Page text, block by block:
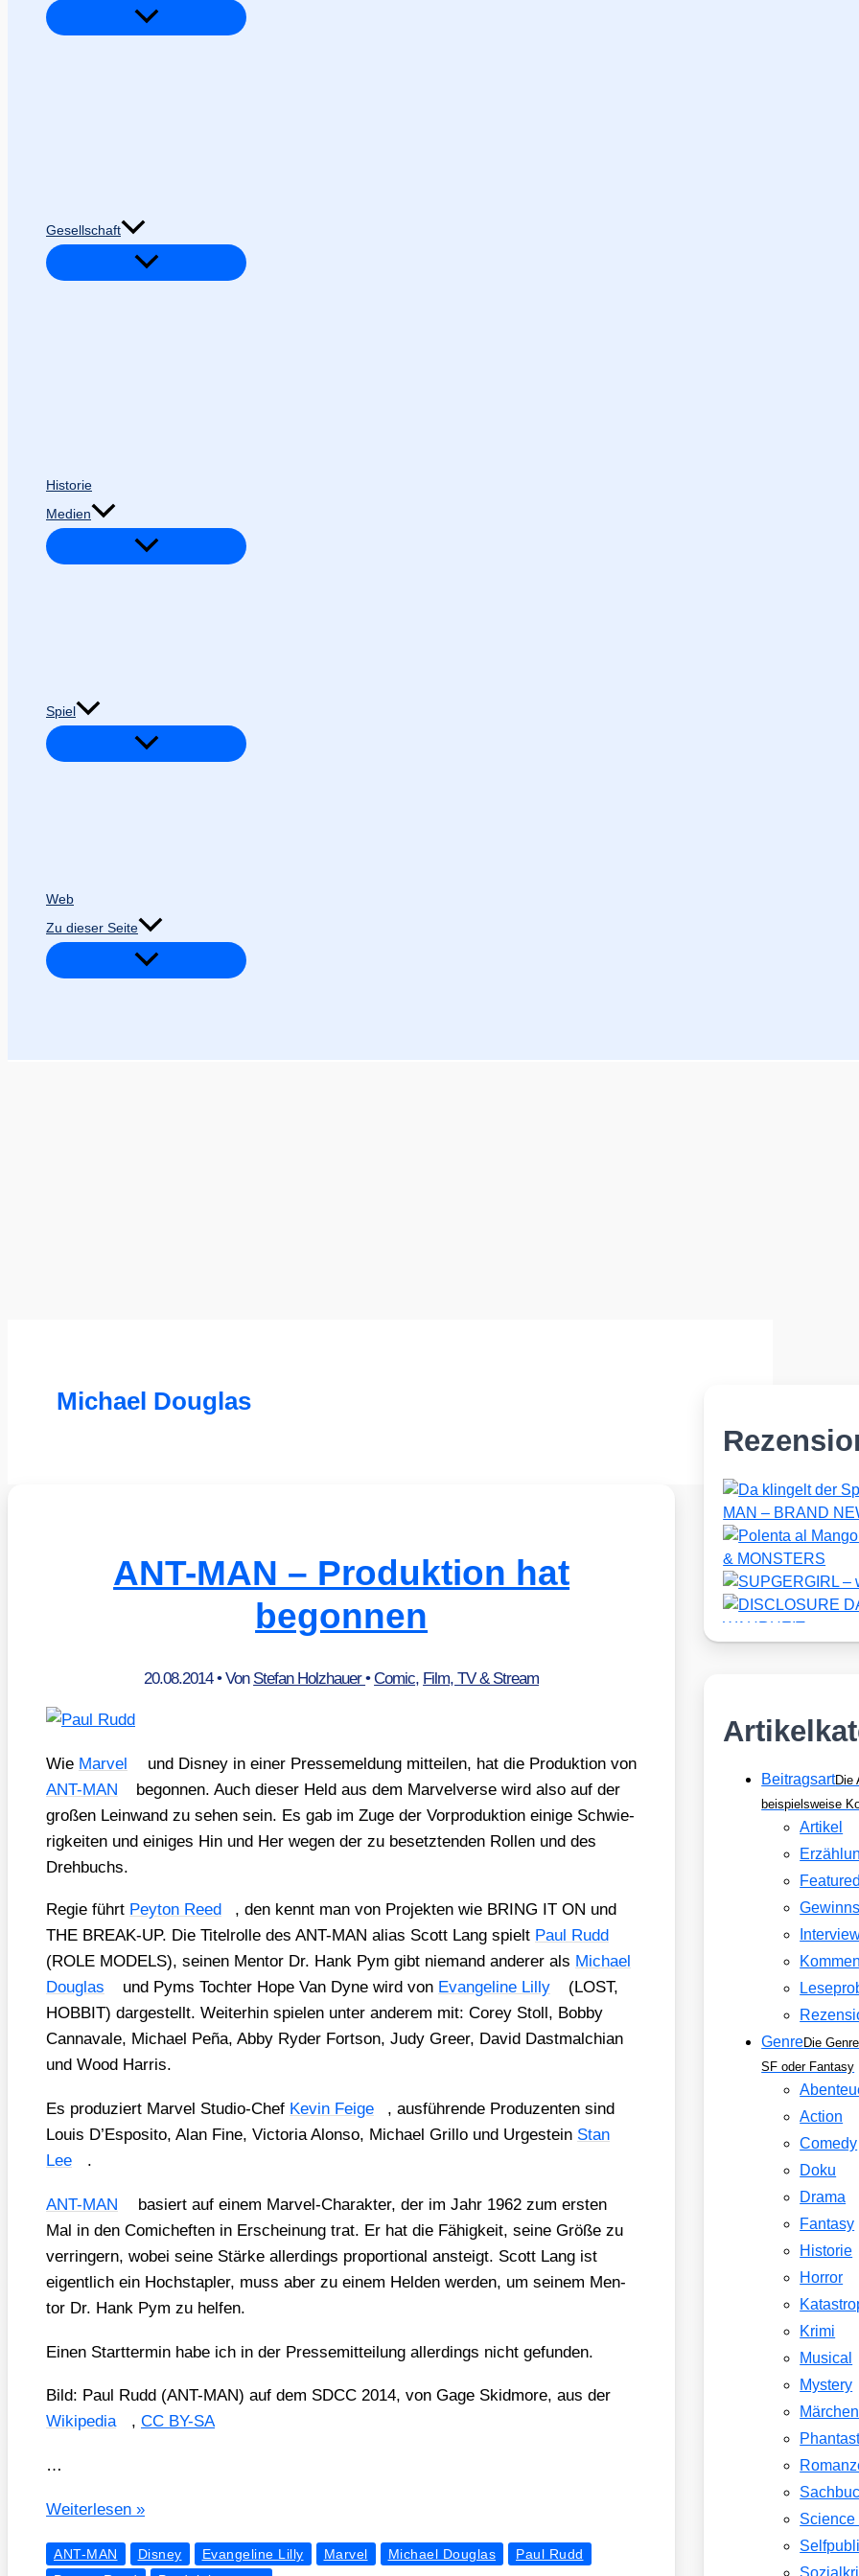
Gesellschaft
Historie
Medien
Spiel
Web
Zu dieser Seite
Michael Douglas
ANT-MAN – Produktion hat
begonnen
20.08.2014• Von Stefan Holzhauer•Comic, Film, TV & Stream
Wie Mar­vel
und Dis­ney in einer Pres­se­mel­dung mit­tei­len, hat die Pro­duk­ti­on von
ANT-MAN
begon­nen. Auch die­ser Held aus dem Mar­vel­ver­se wird also auf der
gro­ßen Lein­wand zu sehen sein. Es gab im Zuge der Vor­pro­duk­ti­on eini­ge Schwie­
rig­kei­ten und eini­ges Hin und Her wegen der zu besetz­ten­den Rol­len und des
Dreh­buchs.
Regie führt Pey­ton Reed
, den kennt man von Pro­jek­ten wie BRING IT ON und
THE BREAK-UP. Die Titel­rol­le des ANT-MAN ali­as Scott Lang spielt Paul Rudd
(ROLE MODELS), sei­nen Men­tor Dr. Hank Pym gibt nie­mand ande­rer als Micha­el
Dou­glas
und Pyms Toch­ter Hope Van Dyne wird von Evan­ge­li­ne Lil­ly
(LOST,
HOBBIT) dar­ge­stellt. Wei­ter­hin spie­len unter ande­rem mit: Corey Stoll, Bob­by
Canna­va­le, Micha­el Peña, Abby Ryder Fort­son, Judy Gre­er, David Dast­mal­chi­an
und Wood Har­ris.
Es pro­du­ziert Mar­vel Stu­dio-Chef Kevin Fei­ge
, aus­füh­ren­de Pro­du­zen­ten sind
Lou­is D’Esposito, Alan Fine, Vic­to­ria Alon­so, Micha­el Gril­lo und Urge­stein Stan
Lee
.
ANT-MAN
basiert auf einem Mar­vel-Cha­rak­ter, der im Jahr 1962 zum ers­ten
Mal in den Comic­hef­ten in Erschei­nung trat. Er hat die Fähig­keit, sei­ne Grö­ße zu
ver­rin­gern, wobei sei­ne Stär­ke aller­dings pro­por­tio­nal ansteigt. Scott Lang ist
eigent­lich ein Hoch­stap­ler, muss aber zu einem Hel­den wer­den, um sei­nem Men­
tor Dr. Hank Pym zu hel­fen.
Einen Start­ter­min habe ich in der Pres­se­mit­tei­lung aller­dings nicht gefun­den.
Bild: Paul Rudd (ANT-MAN) auf dem SDCC 2014, von Gage Skid­mo­re, aus der
Wiki­pe­dia
, CC BY-SA
…
ANT-
–
Wei­ter­le­sen »
ANT-MAN Disney Evangeline Lilly Marvel Michael Douglas
Paul Rudd
BeitragsartDie
beispielsweise
Artikel
GenreDie
SF oder Fantasy
Action
Comedy
Doku
Drama
Fantasy
Historie
Horror
Krimi
Musical
Mystery
Märchen
Science